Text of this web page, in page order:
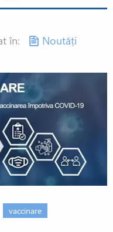
în: Noutăți
vaccinare